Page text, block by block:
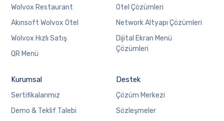
Wolvox Restaurant
Akınsoft Wolvox Otel
Wolvox Hızlı Satış
QR Menü
Otel Çözümleri
Network Altyapı Çözümleri
Dijital Ekran Menü
Çözümleri
Kurumsal
Sertifikalarımız
Demo & Teklif Talebi
Destek
Çözüm Merkezi
Sözleşmeler